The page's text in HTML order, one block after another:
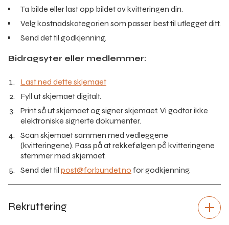
Ta bilde eller last opp bildet av kvitteringen din.
Velg kostnadskategorien som passer best til utlegget ditt.
Send det til godkjenning.
Bidragsyter eller medlemmer:
Last ned dette skjemaet
Fyll ut skjemaet digitalt.
Print så ut skjemaet og signer skjemaet. Vi godtar ikke
elektroniske signerte dokumenter.
Scan skjemaet sammen med vedleggene
(kvitteringene). Pass på at rekkefølgen på kvitteringene
stemmer med skjemaet.
Send det til post@forbundet.no for godkjenning.
Rekruttering